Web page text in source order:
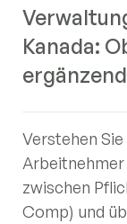
Kanada:
ergänzend
Verstehen
Arbeitnehmer
zwischen
Comp) und